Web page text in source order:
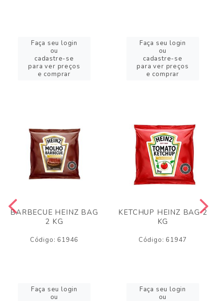
Faça seu login
ou
cadastre-se
para ver preços
e comprar
Faça seu login
ou
cadastre-se
para ver preços
e comprar
BARBECUE HEINZ BAG
2 KG
Código: 61946
Faça seu login
ou
KETCHUP HEINZ BAG 2
KG
Código: 61947
Faça seu login
ou